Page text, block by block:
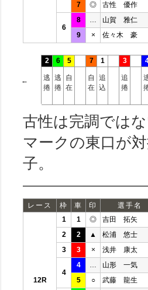
7
◎ 古性 優作
6
8 山賀 雅仁
9
× 佐々木 豪
←
2
逃
捲
6
逃
捲
5
自
在
7
自
在
1
追
込
3
追
捲
古性は完調では
マークの東口が
子。
レース 枠 車 印 選手名
12R
1 1 ◎ 吉田 拓矢
2
2 ▲ 松浦 悠士
3
3 × 浅井 康太
4
4 山形 一気
5
○ 武藤 龍生